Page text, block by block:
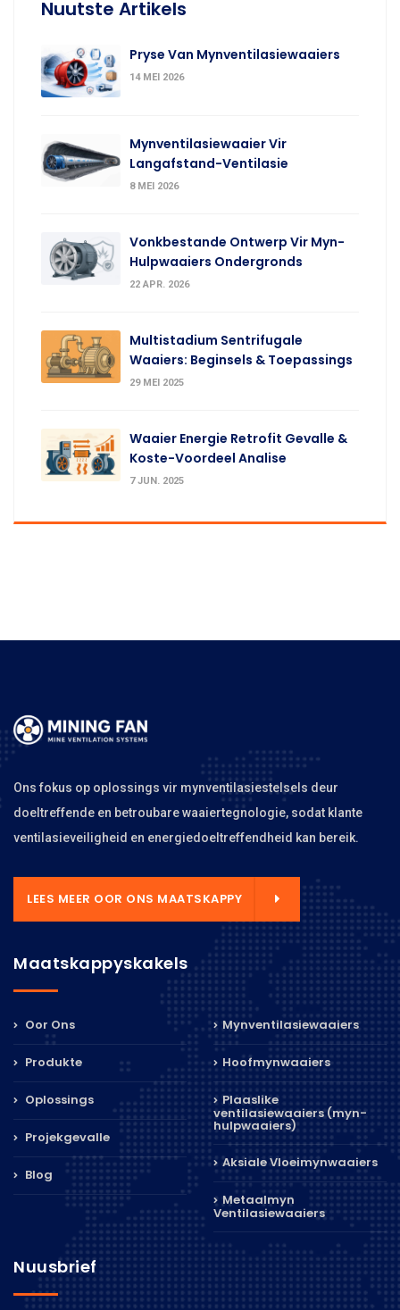
Nuutste Artikels
Pryse Van Mynventilasiewaaiers
14 MEI 2026
Mynventilasiewaaier Vir
Langafstand-Ventilasie
8 MEI 2026
Vonkbestande Ontwerp Vir Myn-
Hulpwaaiers Ondergronds
22 APR. 2026
Multistadium Sentrifugale
Waaiers: Beginsels & Toepassings
29 MEI 2025
Waaier Energie Retrofit Gevalle &
Koste-Voordeel Analise
7 JUN. 2025
Ons fokus op oplossings vir mynventilasiestelsels deur
doeltreffende en betroubare waaiertegnologie, sodat klante
ventilasieveiligheid en energiedoeltreffendheid kan bereik.
LEES MEER OOR ONS MAATSKAPPY
Maatskappyskakels
Oor Ons
Produkte
Oplossings
Projekgevalle
Blog
Mynventilasiewaaiers
Hoofmynwaaiers
Plaaslike
ventilasiewaaiers (myn-
hulpwaaiers)
Aksiale Vloeimynwaaiers
Metaalmyn
Ventilasiewaaiers
Nuusbrief